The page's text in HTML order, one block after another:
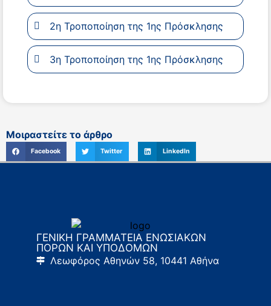
2η Τροποποίηση της 1ης Πρόσκλησης
3η Τροποποίηση της 1ης Πρόσκλησης
Μοιραστείτε το άρθρο
Facebook Twitter LinkedIn
ΓΕΝΙΚΗ ΓΡΑΜΜΑΤΕΙΑ ΕΝΩΣΙΑΚΩΝ
ΠΟΡΩΝ ΚΑΙ ΥΠΟΔΟΜΩΝ
Λεωφόρος Αθηνών 58, 10441 Αθήνα